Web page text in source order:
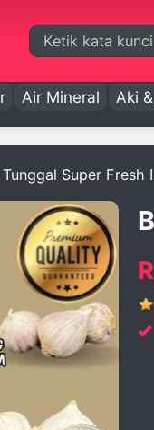
Cari
Air Mineral Aki
Super Fresh